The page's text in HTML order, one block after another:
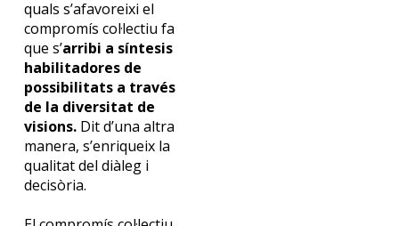
quals s’afavoreixi el
compromís col·lectiu fa
que s’arribi a síntesis
habilitadoresde
possibilitats a través
de la diversitat de
visions.Dit d’una altra
manera, s’enriqueix la
qualitat del diàleg i
decisòria.